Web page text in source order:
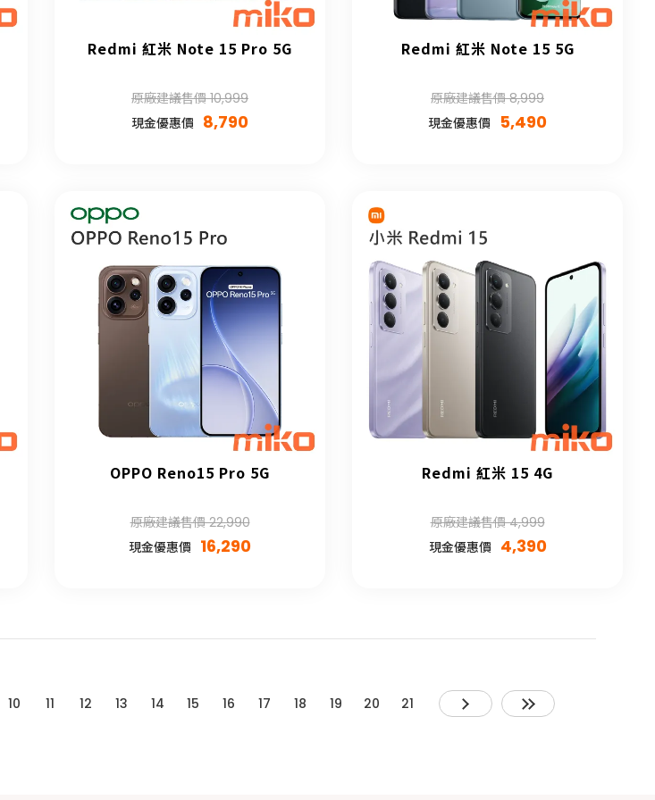
Redmi 紅米 Note 15 Pro 5G
原廠建議售價 10,999
現金優惠價 8,790
Redmi 紅米 Note 15 5G
原廠建議售價 8,999
現金優惠價
5,490
OPPO Reno15 Pro 5G
原廠建議售價 22,990
現金優惠價 16,290
Redmi 紅米 15 4G
原廠建議售價 4,999
現金優惠價 4,390
10 11 12 13 14 15 16 17 18 19 20 21